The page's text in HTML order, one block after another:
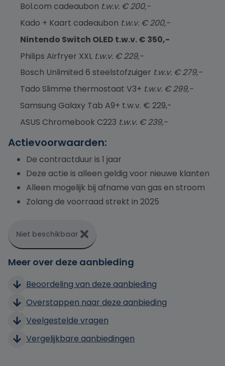
Bol.com cadeaubon t.w.v. € 200,-
Kado + Kaart cadeaubon t.w.v. € 200,-
Nintendo Switch OLED t.w.v. € 350,-
Philips Airfryer XXL t.w.v. € 229,-
Bosch Unlimited 6 steelstofzuiger t.w.v. € 279,-
Tado Slimme thermostaat V3+ t.w.v. € 299,-
Samsung Galaxy Tab A9+ t.w.v. € 229,-
ASUS Chromebook C223 t.w.v. € 239,-
Actievoorwaarden:
De contractduur is 1 jaar
Deze actie is alleen geldig voor nieuwe klanten
Alleen mogelijk bij afname van gas en stroom
Zolang de voorraad strekt in 2025
Niet beschikbaar
Meer over deze aanbieding
Beoordeling van deze aanbieding
Overstappen naar deze aanbieding
Veelgestelde vragen
Vergelijkbare aanbiedingen